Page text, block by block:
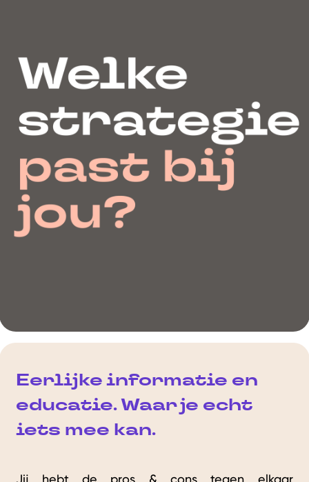
Eerlijke informatie en
educatie. Waar je echt
iets mee kan.
Jij hebt de pros & cons tegen elkaar